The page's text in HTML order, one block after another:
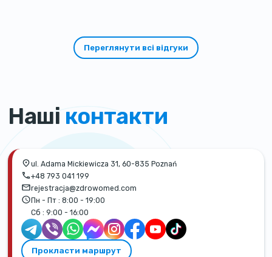
Переглянути всі відгуки
Наші контакти
ul. Adama Mickiewicza 31, 60-835 Poznań
+48 793 041 199
rejestracja@zdrowomed.com
Пн - Пт : 8:00 - 19:00
Сб : 9:00 - 16:00
Прокласти маршрут